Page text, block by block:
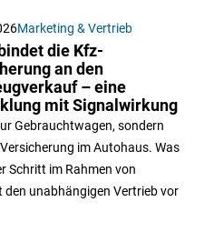
Marketing & Vertrieb
die Kfz-
an den
– eine
mit Signalwirkung
Gebrauchtwagen, sondern
im Autohaus. Was
Schritt im Rahmen von
den unabhängigen Vertrieb vor